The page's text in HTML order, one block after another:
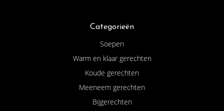
Categorieën
Soepen
Warm en klaar gerechten
Koude gerechten
Meeneem gerechten
Bijgerechten